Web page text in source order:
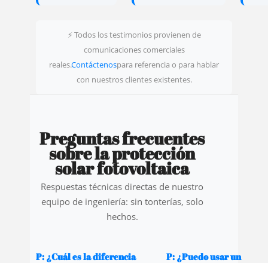
⚡ Todos los testimonios provienen de
comunicaciones comerciales
reales.Contáctenospara referencia o para hablar
con nuestros clientes existentes.
Preguntas frecuentes
sobre la protección
solar fotovoltaica
Respuestas técnicas directas de nuestro
equipo de ingeniería: sin tonterías, solo
hechos.
P: ¿Cuál es la diferencia
P: ¿Puedo usar un